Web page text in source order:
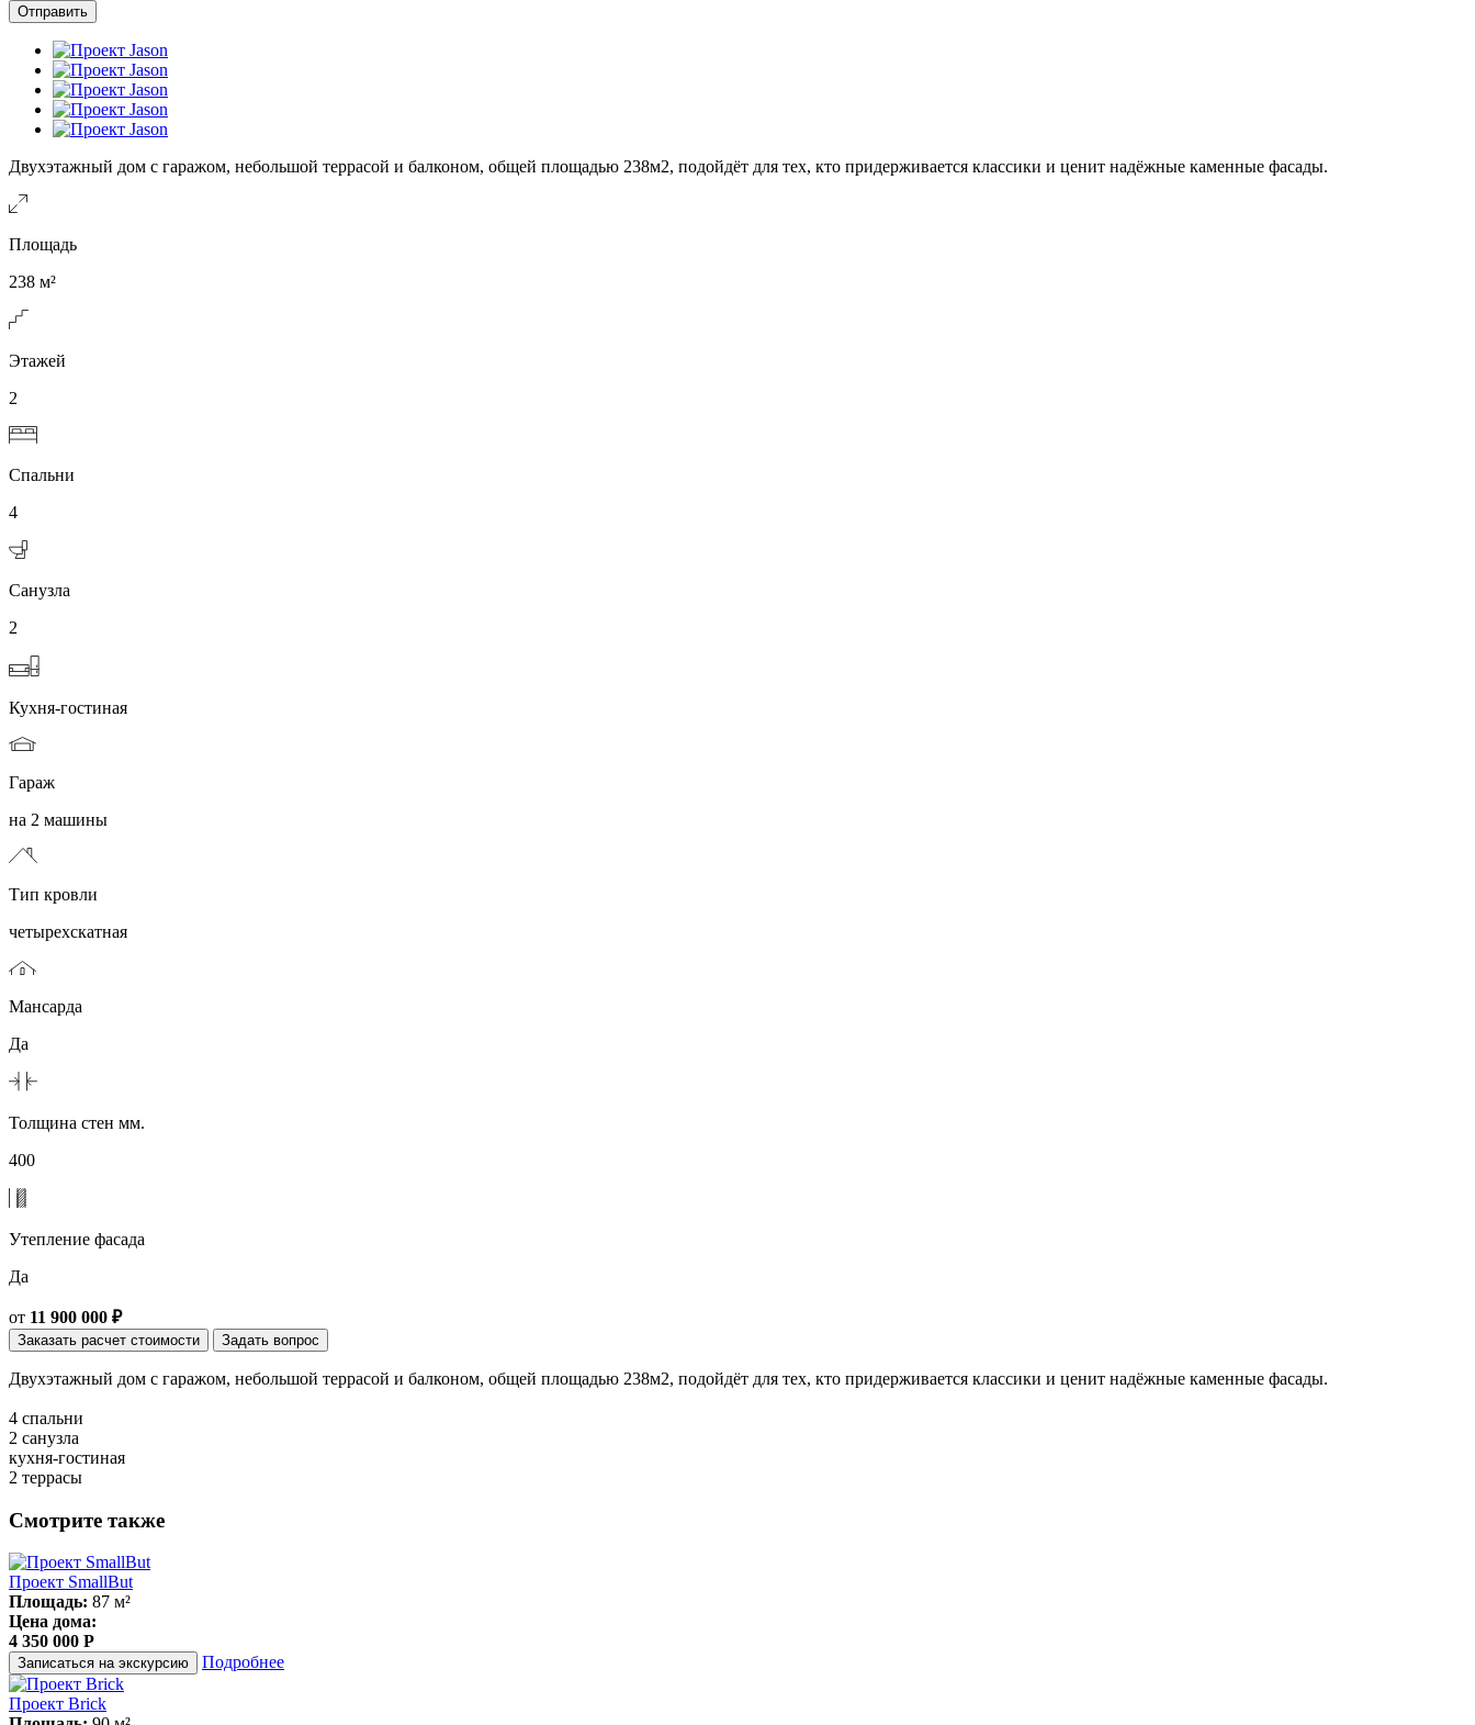
Двухэтажный дом с гаражом, небольшой террасой и балконом, общей площадью 238м2, подойдёт для тех, кто придерживается классики и ценит надёжные каменные фасады.
Площадь
238 м²
Этажей
2
Спальни
4
Санузла
2
Кухня-гостиная
Гараж
на 2 машины
Тип кровли
четырехскатная
Мансарда
Да
Толщина стен мм.
400
Утепление фасада
Да
от 11 900 000 ₽
Заказать расчет стоимости Задать вопрос
Двухэтажный дом с гаражом, небольшой террасой и балконом, общей площадью 238м2, подойдёт для тех, кто придерживается классики и ценит надёжные каменные фасады.
4 спальни
2 санузла
кухня-гостиная
2 террасы
Смотрите также
Проект SmallBut
Площадь: 87 м²
Цена дома:
4 350 000 P
Записаться на экскурсию Подробнее
Проект Brick